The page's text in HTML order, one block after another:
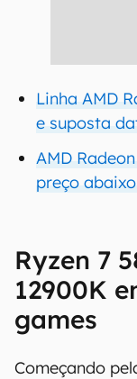
Linha AMD
e suposta
AMD
preço
Ryzen 7
12900K
games
Começando